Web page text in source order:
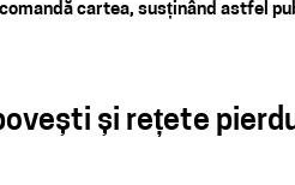
cartea, susținând astfel
și rețete